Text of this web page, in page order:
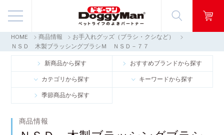
商品情報
映像ギャラリー
知る・楽しむ
お客様窓口・Q＆A
HOME 商品情報
お手入れグッズ（ブラシ・クシなど）
ＮＳＤ 木製ブラッシングブラシＭ ＮＳＤ－７７
新商品から探す おすすめブランドから探す
カテゴリから探す キーワードから探す
季節商品から探す
商品情報